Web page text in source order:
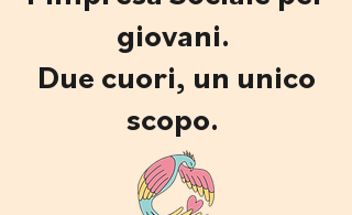
giovani.
Due cuori, un unico
scopo.